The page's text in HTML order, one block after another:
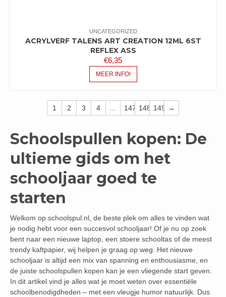
UNCATEGORIZED
ACRYLVERF TALENS ART CREATION 12ML 6ST
REFLEX ASS
€6,35
MEER INFO!
1 2 3 4 … 147 148 149 →
Schoolspullen kopen: De
ultieme gids om het
schooljaar goed te
starten
Welkom op schoolspul.nl, de beste plek om alles te vinden wat
je nodig hebt voor een succesvol schooljaar! Of je nu op zoek
bent naar een nieuwe laptop, een stoere schooltas of de meest
trendy kaftpapier, wij helpen je graag op weg. Het nieuwe
schooljaar is altijd een mix van spanning en enthousiasme, en
de juiste schoolspullen kopen kan je een vliegende start geven.
In dit artikel vind je alles wat je moet weten over essentiële
schoolbenodigdheden – met een vleugje humor natuurlijk. Dus